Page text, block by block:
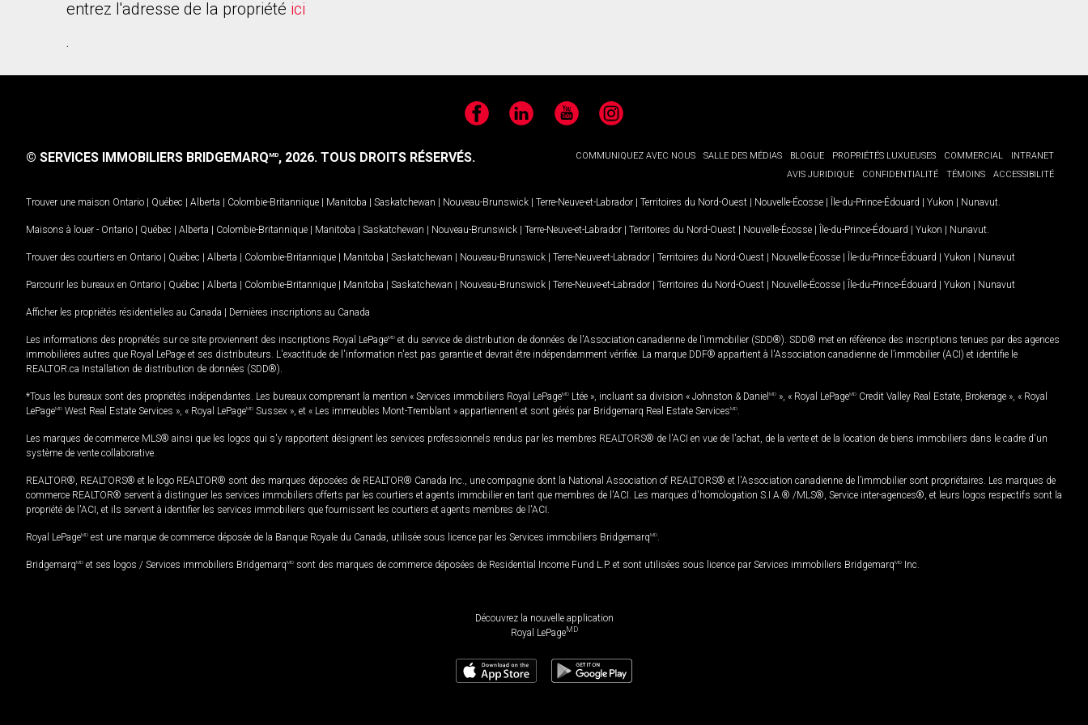
entrez l'adresse de la propriété ici
.
FacebookLinkedIn YouTubeInstagram
COMMUNIQUEZ AVEC NOUS SALLE DES MÉDIAS BLOGUE PROPRIÉTÉS LUXUEUSES COMMERCIAL
INTRANET
AVIS JURIDIQUE
CONFIDENTIALITÉ TÉMOINS ACCESSIBILITÉ
© SERVICES IMMOBILIERS BRIDGEMARQMD, 2026. TOUS DROITS RÉSERVÉS.
Trouver une maison Ontario | Québec | Alberta | Colombie-Britannique | Manitoba | Saskatchewan | Nouveau-Brunswick | Terre-Neuve-et-Labrador | Territoires du Nord-Ouest | Nouvelle-Écosse | Île-du-Prince-Édouard | Yukon | Nunavut
Maisons à louer - Ontario | Québec | Alberta | Colombie-Britannique | Manitoba | Saskatchewan | Nouveau-Brunswick | Terre-Neuve-et-Labrador | Territoires du Nord-Ouest | Nouvelle-Écosse | Île-du-Prince-Édouard | Yukon | Nunavut
Trouver des courtiers en Ontario | Québec | Alberta | Colombie-Britannique | Manitoba | Saskatchewan | Nouveau-Brunswick | Terre-Neuve-et-Labrador | Territoires du Nord-Ouest | Nouvelle-Écosse | Île-du-Prince-Édouard | Yukon | Nunavut
Parcourir les bureaux en Ontario | Québec | Alberta | Colombie-Britannique | Manitoba | Saskatchewan | Nouveau-Brunswick | Terre-Neuve-et-Labrador | Territoires du Nord-Ouest | Nouvelle-Écosse | Île-du-Prince-Édouard | Yukon | Nunavut
Afficher les propriétés résidentielles au Canada | Dernières inscriptions au Canada
Les informations des propriétés sur ce site proviennent des inscriptions Royal LePageMD et du service de distribution de données de l'Association canadienne de l’immobilier (SDD®). SDD® met en référence des inscriptions tenues par des agences
immobilières autres que Royal LePage et ses distributeurs. L'exactitude de l'information n'est pas garantie et devrait être indépendamment vérifiée. La marque DDF® appartient à l'Association canadienne de l’immobilier (ACI) et identifie le
REALTOR.ca Installation de distribution de données (SDD®).
*Tous les bureaux sont des propriétés indépendantes. Les bureaux comprenant la mention « Services immobiliers Royal LePageMD Ltée », incluant sa division « Johnston & Daniel MD », « Royal LePageMD Credit Valley Real Estate, Brokerage », « Royal
LePageMD West Real Estate Services », « Royal LePageMD Sussex », et « Les immeubles Mont-Tremblant » appartiennent et sont gérés par Bridgemarq Real Estate ServicesMD
Les marques de commerce MLS® ainsi que les logos qui s'y rapportent désignent les services professionnels rendus par les membres REALTORS® de l'ACI en vue de l'achat, de la vente et de la location de biens immobiliers dans le cadre d'un
système de vente collaborative.
REALTOR®, REALTORS® et le logo REALTOR® sont des marques déposées de REALTOR® Canada Inc., une compagnie dont la National Association of REALTORS® et l'Association canadienne de l’immobilier sont propriétaires. Les marques de
commerce REALTOR® servent à distinguer les services immobiliers offerts par les courtiers et agents immobilier en tant que membres de l'ACI. Les marques d'homologation S.I.A.® /MLS®, Service inter-agences®, et leurs logos respectifs sont la
propriété de l'ACI, et ils servent à identifier les services immobiliers que fournissent les courtiers et agents membres de l'ACI.
Royal LePageMD est une marque de commerce déposée de la Banque Royale du Canada, utilisée sous licence par les Services immobiliers BridgemarqMD
BridgemarqMD et ses logos / Services immobiliers BridgemarqMD sont des marques de commerce déposées de Residential Income Fund L.P. et sont utilisées sous licence par Services immobiliers BridgemarqMD Inc.
Découvrez la nouvelle application
Royal LePageMD